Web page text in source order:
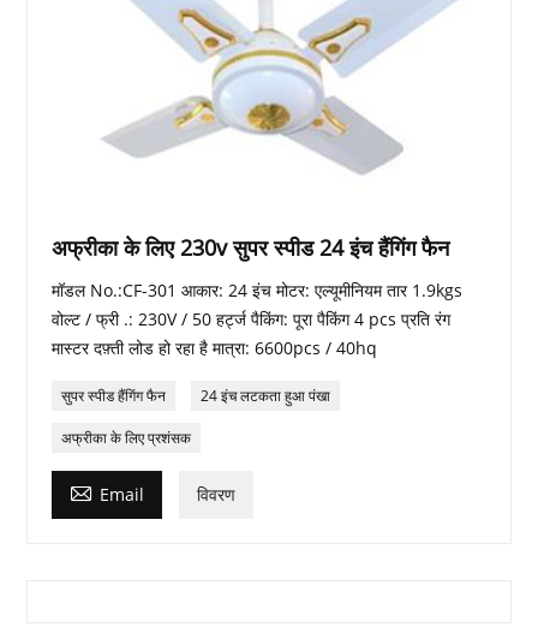
अफ्रीका के लिए 230v सुपर स्पीड 24 इंच हैंगिंग फैन
मॉडल No.:CF-301 आकार: 24 इंच मोटर: एल्यूमीनियम तार 1.9kgs
वोल्ट / फ्री .: 230V / 50 हर्ट्ज पैकिंग: पूरा पैकिंग 4 pcs प्रति रंग
मास्टर दफ़्ती लोड हो रहा है मात्रा: 6600pcs / 40hq
सुपर स्पीड हैंगिंग फैन 24 इंच लटकता हुआ पंखा
अफ्रीका के लिए प्रशंसक
 Email विवरण